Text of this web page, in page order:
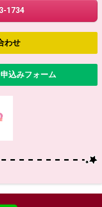
1734
わせ
込みフォーム